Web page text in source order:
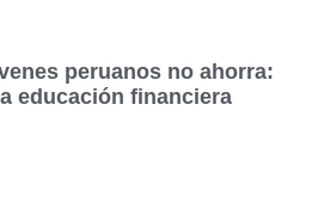
peruanos no ahorra:
educación financiera